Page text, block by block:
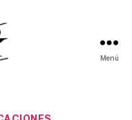
Menú